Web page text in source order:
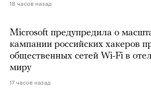
18 часов назад
Microsoft предупредила о
кампании российских хакеров
общественных сетей Wi-Fi в
миру
17 часов назад